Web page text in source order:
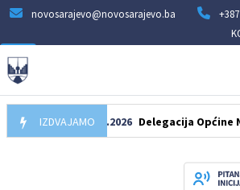
novosarajevo@novosarajevo.ba
IZDVAJAMO
07.08.2026 Delegacija Općine Novo